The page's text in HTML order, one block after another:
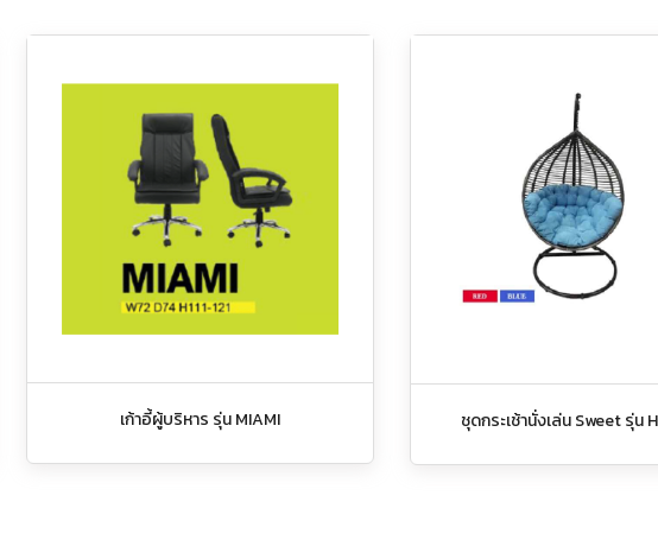
เก้าอี้ผู้บริหาร รุ่น MIAMI ชุดกระเช้านั่งเล่น Sweet รุ่น